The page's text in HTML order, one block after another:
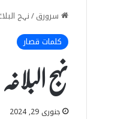
سرورق/نہج
کلمات قصار
نہج البلاغہ
جنوری 29, 2024